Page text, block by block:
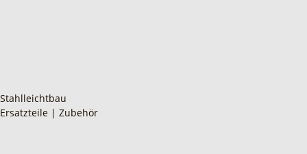
Stahlleichtbau
Ersatzteile | Zubehör